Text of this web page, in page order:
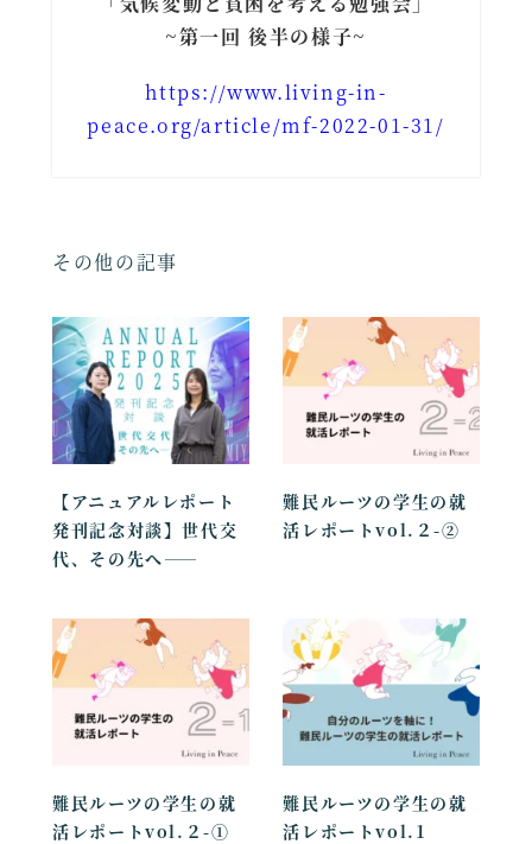
~第一回 後半の様子~
https://www.living-in-
peace.org/article/mf-2022-01-31/
その他の記事
【アニュアルレポート
発刊記念対談】世代交
代、その先へ――
難民ルーツの学生の就
活レポートvol.２-②
難民ルーツの学生の就
活レポートvol.２-①
難民ルーツの学生の就
活レポートvol.1